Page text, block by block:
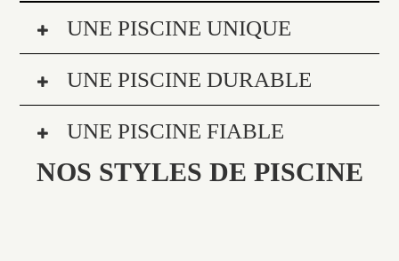
UNE PISCINE UNIQUE
UNE PISCINE DURABLE
UNE PISCINE FIABLE
NOS STYLES DE PISCINE